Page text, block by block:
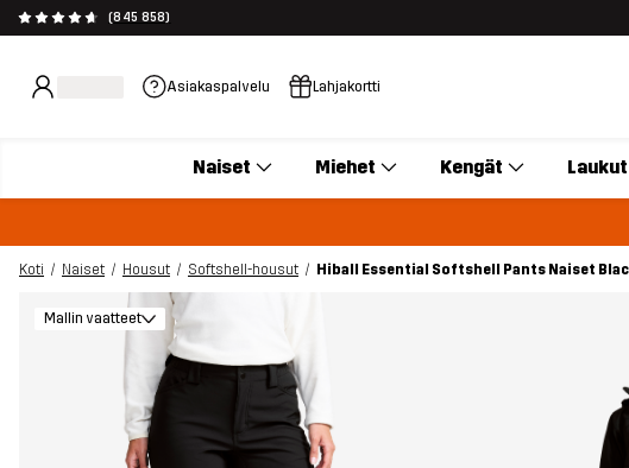
(845 858)
Asiakaspalvelu Lahjakortti
Naiset Miehet Kengät Laukut
Koti Naiset Housut Softshell-housut
Hiball Essential Softshell Pants Naiset
Mallin vaatteet